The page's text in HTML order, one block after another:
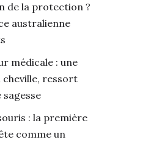
de la protection ?
australienne
médicale : une
ressort
sagesse
: la première
comme un